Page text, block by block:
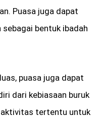
Puasa juga dapat
sebagai bentuk ibadah
puasa juga dapat
dari kebiasaan buruk
tertentu untuk